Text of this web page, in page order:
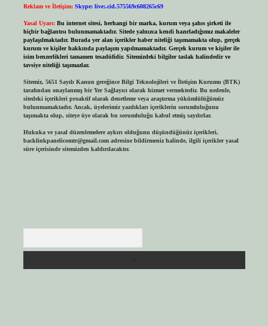
Reklam ve İletişim: Skype: live:.cid.575569c608265c69
Yasal Uyarı: Bu internet sitesi, herhangi bir marka, kurum veya şahıs şirketi ile
hiçbir bağlantısı bulunmamaktadır. Sitede yalnızca kendi hazırladığımız makaleler
paylaşılmaktadır. Burada yer alan içerikler haber niteliği taşımamakta olup, gerçek
kurum ve kişiler hakkında paylaşım yapılmamaktadır. Gerçek kurum ve kişiler ile
isim benzerlikleri tamamen tesadüfidir. Sitemizdeki bilgiler taslak halindedir ve
tavsiye niteliği taşımazlar.
Sitemiz, 5651 Sayılı Kanun gereğince Bilgi Teknolojileri ve İletişim Kurumu (BTK)
tarafından onaylanmış bir Yer Sağlayıcı olarak hizmet vermektedir. Bu nedenle,
sitedeki içerikleri proaktif olarak denetleme veya araştırma yükümlülüğümüz
bulunmamaktadır. Ancak, üyelerimiz yazdıkları içeriklerin sorumluluğunu
taşımakta olup, siteye üye olarak bu sorumluluğu kabul etmiş sayılırlar.
Hukuka ve yasal düzenlemelere aykırı olduğunu düşündüğünüz içerikleri,
backlinkpanelicomtr@gmail.comadresine bildirmeniz halinde, ilgili içerikler yasal
süre içerisinde sitemizden kaldırılacaktır.